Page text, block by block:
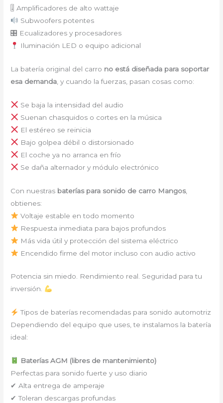
🎚 Amplificadores de alto wattaje
Subwoofers potentes
🎛 Ecualizadores y procesadores
Iluminación LED o equipo adicional
La batería original del carro no está diseñada para soportar
esa demanda , y cuando la fuerzas, pasan cosas como:
Se baja la intensidad del audio
Suenan chasquidos o cortes en la música
El estéreo se reinicia
Bajo golpea débil o distorsionado
El coche ya no arranca en frío
Se daña alternador y módulo electrónico
Con nuestras baterías para sonido de carro Mangos,
obtienes:
Voltaje estable en todo momento
Respuesta inmediata para bajos profundos
Más vida útil y protección del sistema eléctrico
Encendido firme del motor incluso con audio activo
Potencia sin miedo. Rendimiento real. Seguridad para tu
inversión.
Tipos de baterías recomendadas para sonido automotriz
Dependiendo del equipo que uses, te instalamos la batería
ideal:
Baterías AGM (libres de mantenimiento)
Perfectas para sonido fuerte y uso diario
✔ Alta entrega de amperaje
✔ Toleran descargas profundas